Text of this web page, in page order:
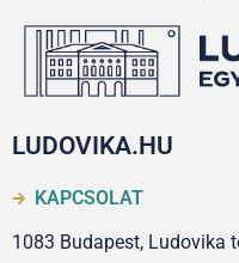
LUDOVIKA.HU
KAPCSOLAT
1083 Budapest, Ludovika